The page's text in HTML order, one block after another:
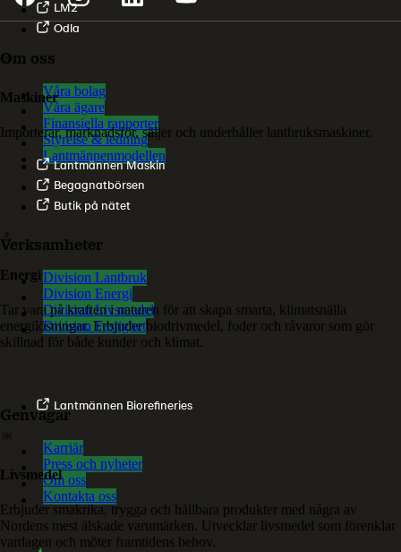
LM2
Odla
Maskiner
Importerar, marknadsför, säljer och underhåller lantbruksmaskiner.
Lantmännen Maskin
Begagnatbörsen
Butik på nätet
Energi
Tar vara på kraften i naturen för att skapa smarta, klimatsnälla
energilösningar. Erbjuder biodrivmedel, foder och råvaror som gör
skillnad för både kunder och klimat.
Lantmännen Biorefineries
Livsmedel
Erbjuder smakrika, trygga och hållbara produkter med några av
Nordens mest älskade varumärken. Utvecklar livsmedel som förenklar
vardagen och möter framtidens behov.
Om oss
Våra bolag
Våra ägare
Finansiella rapporter
Styrelse & ledning
Lantmännenmodellen
Verksamheter
Division Lantbruk
Division Energi
Division Livsmedel
Division Fastighet
Genvägar
Karriär
Press och nyheter
Om oss
Kontakta oss